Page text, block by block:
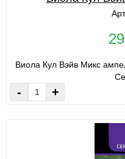
Виола Кул Вэйв Микс
- +